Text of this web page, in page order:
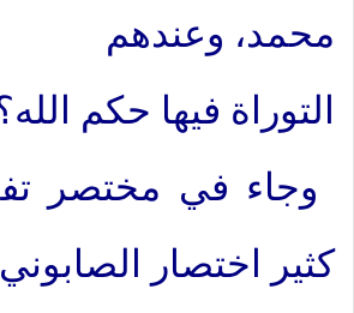
محمد، وعندهم
التوراة فيها حكم
وجاء في مختصر
كثير اختصار الصابوني